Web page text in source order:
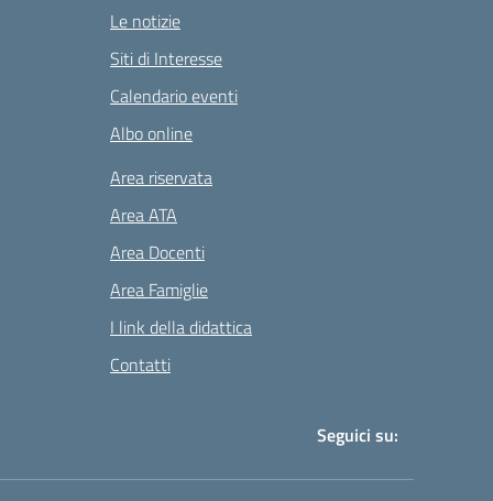
Le notizie
Siti di Interesse
Calendario eventi
Albo online
Area riservata
Area ATA
Area Docenti
Area Famiglie
I link della didattica
Contatti
Seguici su: